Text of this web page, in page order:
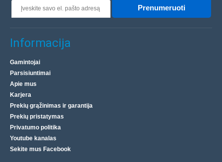
Prenumeruoti
Informacija
Gamintojai
Parsisiuntimai
Apie mus
Karjera
Prekių grąžinimas ir garantija
Prekių pristatymas
Privatumo politika
Youtube kanalas
Sekite mus Facebook